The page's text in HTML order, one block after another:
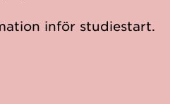
inför studiestart.